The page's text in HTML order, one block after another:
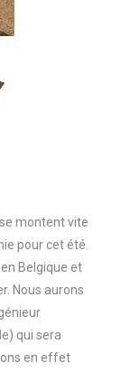
se montent vite
pour cet été.
Belgique et
Nous aurons
qui sera
en effet